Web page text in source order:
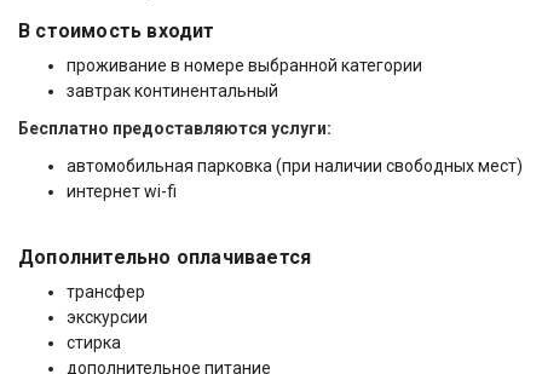
В стоимость входит
проживание в номере выбранной категории
завтрак континентальный
Бесплатно предоставляются услуги:
автомобильная парковка (при наличии свободных мест)
интернет wi-fi
Дополнительно оплачивается
трансфер
экскурсии
стирка
дополнительное питание